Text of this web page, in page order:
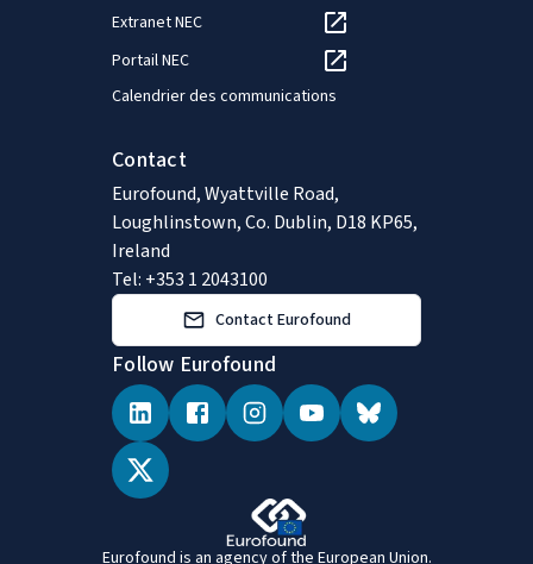
Extranet NEC
Portail NEC
Calendrier des communications
Contact
Eurofound, Wyattville Road,
Loughlinstown, Co. Dublin, D18 KP65,
Ireland
Tel: +353 1 2043100
Contact Eurofound
Follow Eurofound
Eurofound is an agency of the European Union.